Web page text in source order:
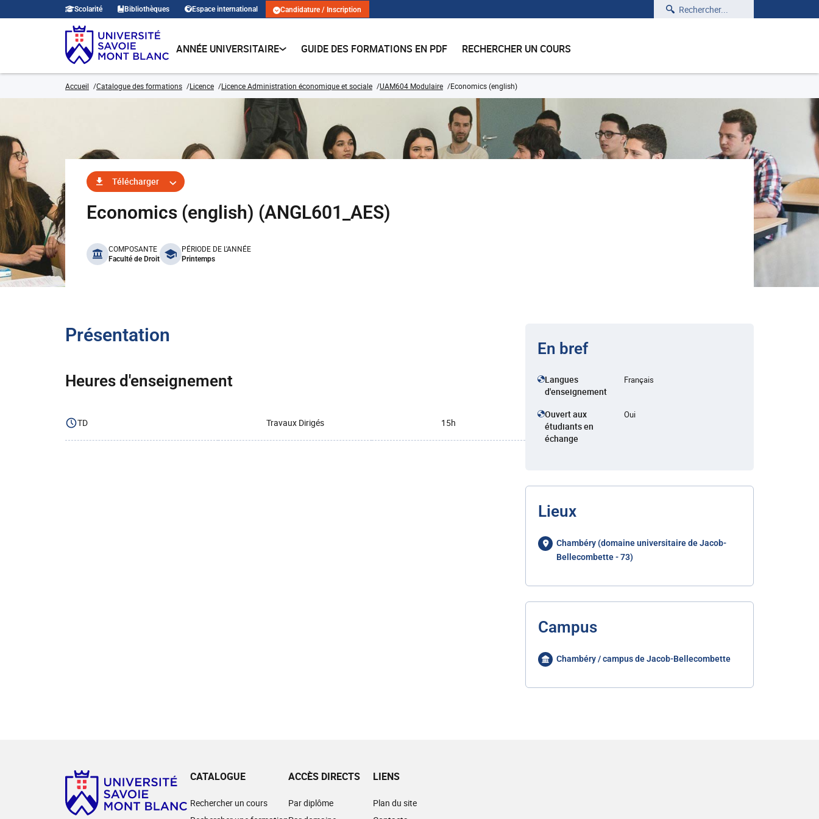
Scolarité Bibliothèques Espace international Candidature / Inscription Rechercher
ANNÉE UNIVERSITAIRE GUIDE DES FORMATIONS EN PDF RECHERCHER UN COURS
Accueil Catalogue des formations Licence Licence Administration économique et sociale UAM604 Modulaire Economics (english)
Télécharger
Economics (english) (ANGL601_AES)
benefits
COMPOSANTE
Faculté de Droit
PÉRIODE DE L'ANNÉE
Printemps
Présentation
Heures d'enseignement
TD Travaux Dirigés 15h
En bref
Langues
d'enseignement
Français
Ouvert aux
étudiants en
échange
Oui
Lieux
Chambéry (domaine universitaire de Jacob-
Bellecombette - 73)
Campus
Chambéry / campus de Jacob-Bellecombette
CATALOGUE
Rechercher un cours
ACCÈS DIRECTS
Par diplôme
LIENS
Plan du site